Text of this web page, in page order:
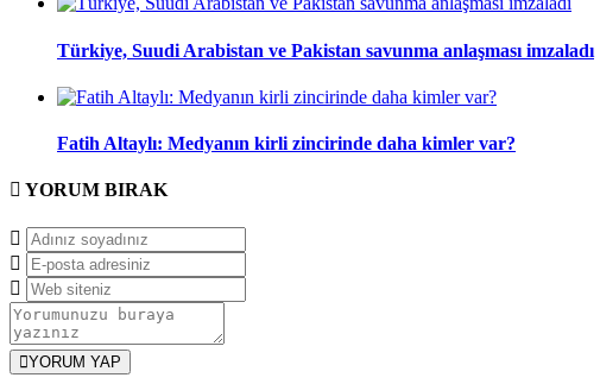
Türkiye, Suudi Arabistan ve Pakistan savunma anlaşması imzaladı
Fatih Altaylı: Medyanın kirli zincirinde daha kimler var?
YORUM BIRAK
YORUM YAP